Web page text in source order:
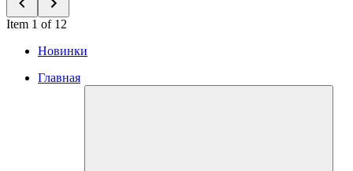
Item 1 of 12
Новинки
Главная